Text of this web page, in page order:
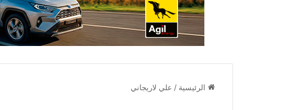
الرئيسية / علي لاريجاني